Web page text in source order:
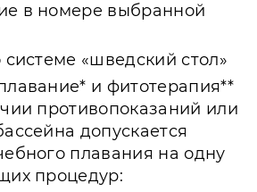
в номере выбранной
системе «шведский стол»
и фитотерапия**
противопоказаний или
допускается
плавания на одну
процедур: